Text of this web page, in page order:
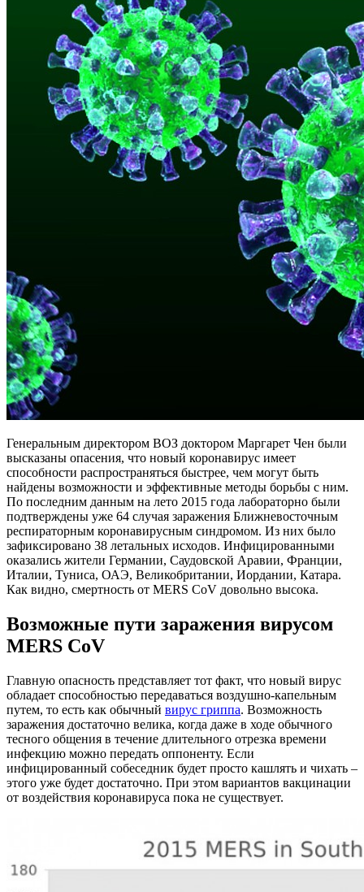
Генеральным директором ВОЗ доктором Маргарет Чен были
высказаны опасения, что новый коронавирус имеет
способности распространяться быстрее, чем могут быть
найдены возможности и эффективные методы борьбы с ним.
По последним данным на лето 2015 года лабораторно были
подтверждены уже 64 случая заражения Ближневосточным
респираторным коронавирусным синдромом. Из них было
зафиксировано 38 летальных исходов. Инфицированными
оказались жители Германии, Саудовской Аравии, Франции,
Италии, Туниса, ОАЭ, Великобритании, Иордании, Катара.
Как видно, смертность от MERS CoV довольно высока.
Возможные пути заражения вирусом
MERS CoV
Главную опасность представляет тот факт, что новый вирус
обладает способностью передаваться воздушно-капельным
путем, то есть как обычный вирус гриппа. Возможность
заражения достаточно велика, когда даже в ходе обычного
тесного общения в течение длительного отрезка времени
инфекцию можно передать оппоненту. Если
инфицированный собеседник будет просто кашлять и чихать –
этого уже будет достаточно. При этом вариантов вакцинации
от воздействия коронавируса пока не существует.